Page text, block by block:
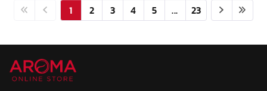
1 2 3 4 5 ... 23